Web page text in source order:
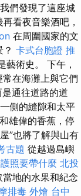
們發現了這座城
看夜音樂酒吧，
在周圍國家的文
卡式台胞證 推
術史。 下午，
在海灘上與它們
通往道路的道
側的縫隙和太平
雄偉的香蕉，停
”也將了解與山有
古題 從越過島嶼
照要帶什麼 北投
地的水果和紀念
排毒 外燴 台中